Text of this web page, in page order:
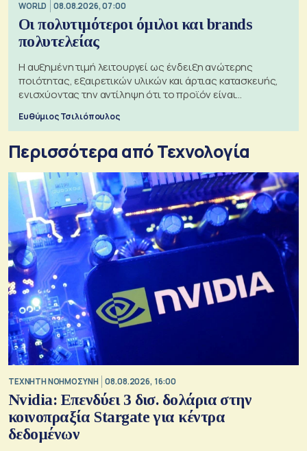
WORLD 08.08.2026, 07:00
Οι πολυτιμότεροι όμιλοι και brands
πολυτελείας
Η αυξημένη τιμή λειτουργεί ως ένδειξη ανώτερης
ποιότητας, εξαιρετικών υλικών και άρτιας κατασκευής,
ενισχύοντας την αντίληψη ότι το προϊόν είναι
Ευθύμιος Τσιλιόπουλος
Περισσότερα από Τεχνολογία
TΕΧΝΗΤΗ ΝΟΗΜΟΣΥΝΗ 08.08.2026, 16:00
Nvidia: Επενδύει 3 δισ. δολάρια στην
κοινοπραξία Stargate για κέντρα
δεδομένων